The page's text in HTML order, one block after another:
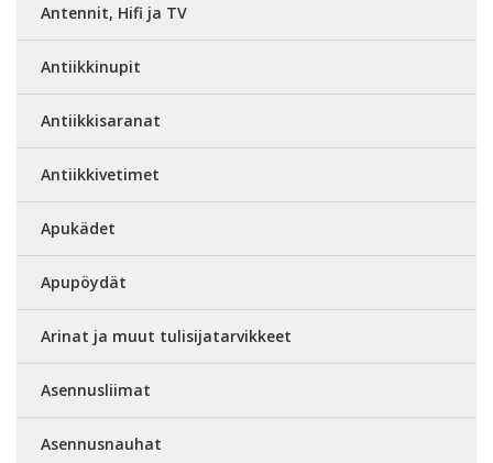
Antennit, Hifi ja TV
Antiikkinupit
Antiikkisaranat
Antiikkivetimet
Apukädet
Apupöydät
Arinat ja muut tulisijatarvikkeet
Asennusliimat
Asennusnauhat